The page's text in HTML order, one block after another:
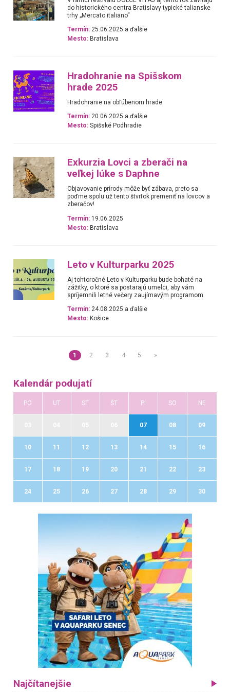
do historického centra Bratislavy typické talianske
trhy „Mercato italiano“
Termín: 25.06.2025 a ďalšie
Mesto: Bratislava
Hradohranie na Spišskom
hrade 2025
Hradohranie na obľúbenom hrade
Termín: 20.06.2025 a ďalšie
Mesto: Spišské Podhradie
Exkurzia Lovci a zberači na
veľkej lúke s Daphne
Objavovanie prírody môže byť zábava, preto sa
poďme spolu už tento štvrtok premeniť na lovcov a
zberačov!
Termín: 19.06.2025
Mesto: Bratislava
Leto v Kulturparku 2025
Aj tohtoročné Leto v Kulturparku bude bohaté na
zážitky, o ktoré sa postarajú umelci, aby vám
spríjemnili letné večery zaujímavým programom
Termín: 24.08.2025 a ďalšie
Mesto: Košice
1 2 3 4 5 »
Kalendár podujatí
PO UT ST ŠT PI SO NE
07 08 09
10 11 12 13 14 15 16
17 18 19 20 21 22 23
24 25 26 27 28 29 30
Najčítanejšie